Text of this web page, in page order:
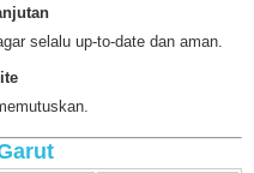
selalu up-to-date dan aman.